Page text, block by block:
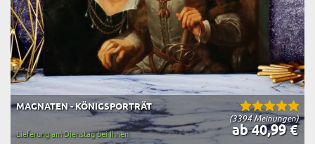
(3394 Meinungen)
MAGNATEN - KÖNIGSPORTRÄT
ab 40,99 €
Lieferung am Dienstag bei Ihnen